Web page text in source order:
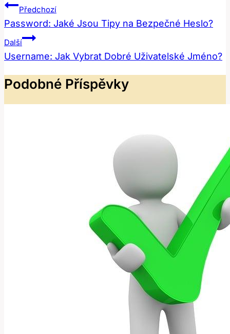
Navigace
Pro
Příspěvek
Předchozí
Password: Jaké Jsou Tipy na Bezpečné Heslo?
Další
Username: Jak Vybrat Dobré Uživatelské Jméno?
Podobné Příspěvky